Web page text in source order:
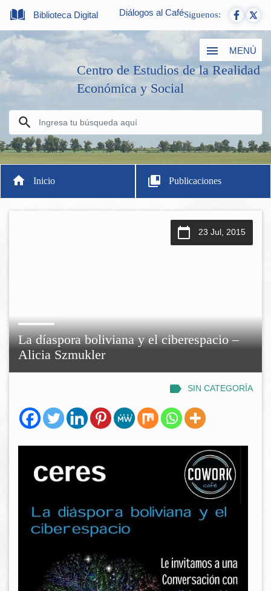
Biblioteca Digital Diálogos al CaféSiguenos:
MENÚ
Centro de Estudios de la Realidad
Económica y Social
Inicio Publicaciones
23 Jul, 2015
La díaspora boliviana y el ciberespacio –
Alicia Szmukler
SIN CATEGORÍA